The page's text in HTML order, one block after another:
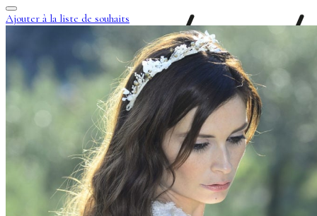
Ajouter à la liste de souhaits